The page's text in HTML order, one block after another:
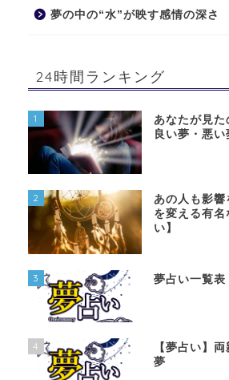
夢の中の“水”が映す感情の深さ
24時間ランキング
1
あなたが見
良い夢・悪い
2
あの人も影
を変える有名
い】
3 夢占い一覧表
4
【夢占い】
夢